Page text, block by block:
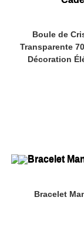
Boule de
Transparente
Décoration
Bracelet